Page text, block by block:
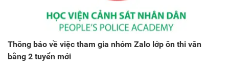
Thông báo về việc tham gia nhóm Zalo lớp ôn thi văn
bằng 2 tuyển mới